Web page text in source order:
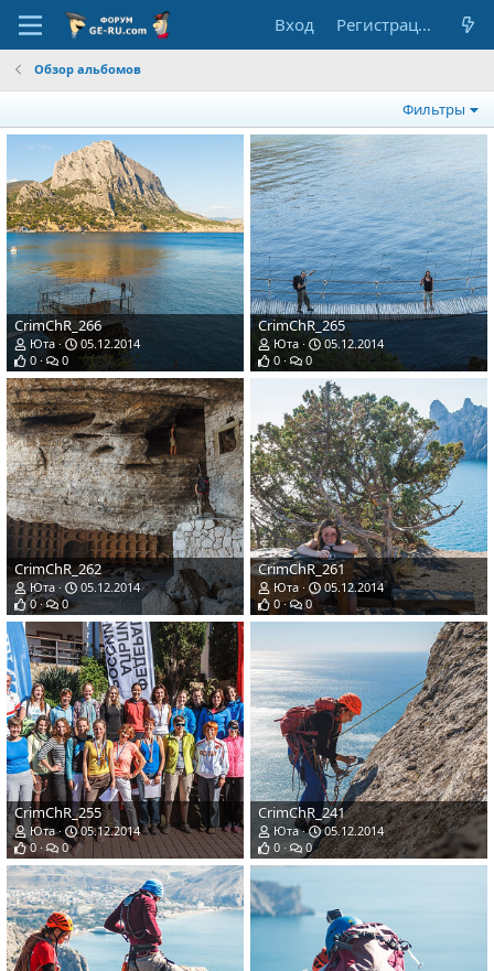
Вход Регистрация
Обзор альбомов
Фильтры
CrimChR_266
Юта
05.12.2014
0
0
CrimChR_265
Юта
05.12.2014
0
0
CrimChR_262
Юта
05.12.2014
0
0
CrimChR_261
Юта
05.12.2014
0
0
CrimChR_255
Юта
05.12.2014
0
0
CrimChR_241
Юта
05.12.2014
0
0